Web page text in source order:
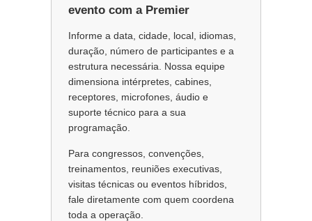
evento com a Premier
Informe a data, cidade, local, idiomas,
duração, número de participantes e a
estrutura necessária. Nossa equipe
dimensiona intérpretes, cabines,
receptores, microfones, áudio e
suporte técnico para a sua
programação.
Para congressos, convenções,
treinamentos, reuniões executivas,
visitas técnicas ou eventos híbridos,
fale diretamente com quem coordena
toda a operação.